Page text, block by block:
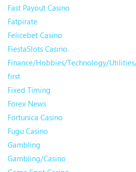
Fast Payout Casino
Fatpirate
Felicebet Casino
FiestaSlots Casino
Finance/Hobbies/Technology/
first
Fixed Timing
Forex News
Fortunica Casino
Fugu Casino
Gambling
Gambling/Casino